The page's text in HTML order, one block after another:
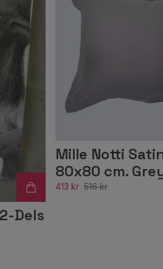
Dels
Mille Notti
80x80 cm.
413 kr 516 kr